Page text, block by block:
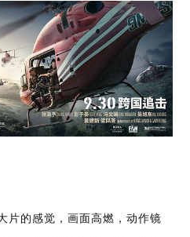
片的感觉，画面高燃，动作镜